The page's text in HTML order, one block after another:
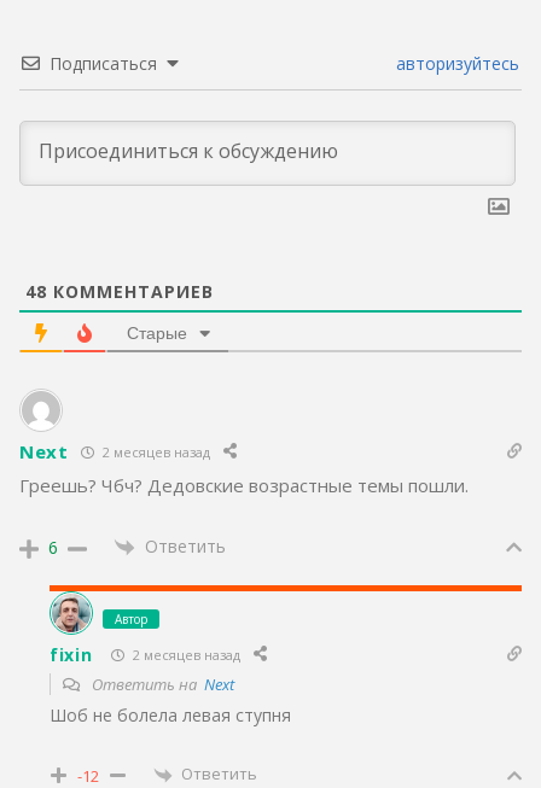
Подписаться авторизуйтесь
48 КОММЕНТАРИЕВ
Старые
Next 2 месяцев назад
Греешь? Чбч? Дедовские возрастные темы пошли.
6 Ответить
Автор
fixin 2 месяцев назад
Ответить на Next
Шоб не болела левая ступня
-12 Ответить